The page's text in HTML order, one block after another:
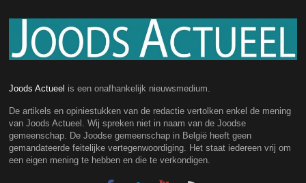
Joods Actueel is een onafhankelijk nieuwsmedium.
De artikels en opiniestukken van de redactie vertolken enkel de mening
van Joods Actueel. Wij spreken niet in naam van de Joodse
gemeenschap. De Joodse gemeenschap in België heeft geen
gemandateerde feitelijke vertegenwoordiging. Het staat iedereen vrij om
een eigen mening te hebben en die te verkondigen.